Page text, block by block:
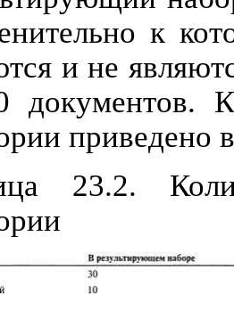
к
и не
документов.
приведено
23.2.